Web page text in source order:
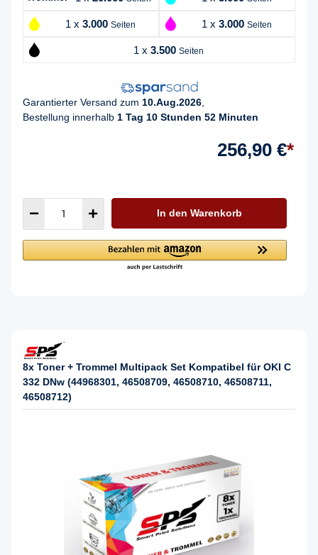
1 x 3.000 Seiten 1 x 3.000 Seiten
1 x 3.500 Seiten
Garantierter Versand zum 10.Aug.2026
Bestellung innerhalb 1 Tag 10 Stunden 52 Minuten
256,90 €*
In den Warenkorb
8x Toner + Trommel Multipack Set Kompatibel für OKI C
332 DNw (44968301, 46508709, 46508710, 46508711,
46508712)